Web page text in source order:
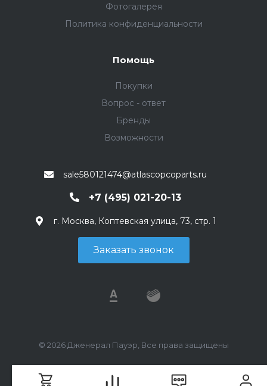
Фотогалерея
Политика конфиденциальности
Помощь
Покупки
Вопрос - ответ
Бренды
Возможности
sale580121474@atlascopcoparts.ru
+7 (495) 021-20-13
г. Москва, Коптевская улица, 73, стр. 1
Заказать звонок
© 2026 Дженерал Пауэр, Все права защищены